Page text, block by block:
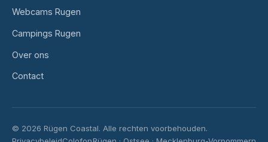
Webcams Rugen
Campings Rugen
Over ons
Contact
© 2026 Rügen Coastal. Alle rechten voorbehouden.